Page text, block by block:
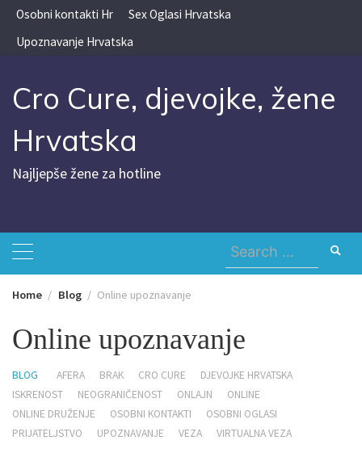
Skip
content
Osobni kontakti Hr
Sex Oglasi Hrvatska
Upoznavanje Hrvatska
Cro Cure, djevojke, žene
Hrvatska
Najljepše žene za hotline
Search
for:
Home Blog Online upoznavanje
Online upoznavanje
BLOG AFERA BRAK CRO CURE
DJEVOJKE HRVATSKA
ISKRENOST
NEOGRANIČENOST ONLAJN
ONLINE
ONLINE DRUŽENJE
OSOBNI KONTAKTI
OSOBNI OGLASI
PRIJATELJSTVO
UPOZNAVANJE VEZA VIRTUALNA VEZA